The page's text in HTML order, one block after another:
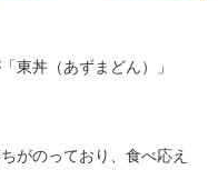
東丼（あずまどん）」
がのっており、食べ応え